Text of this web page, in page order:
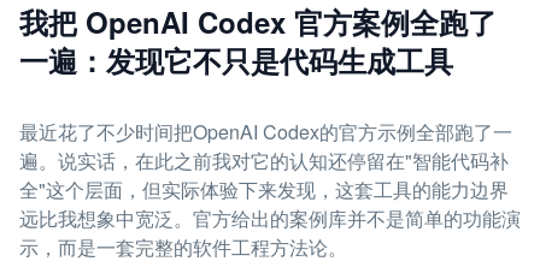
我把 OpenAI Codex 官方案例全跑了
一遍：发现它不只是代码生成工具
最近花了不少时间把OpenAI Codex的官方示例全部跑了一
遍。说实话，在此之前我对它的认知还停留在"智能代码补
全"这个层面，但实际体验下来发现，这套工具的能力边界
远比我想象中宽泛。官方给出的案例库并不是简单的功能演
示，而是一套完整的软件工程方法论。